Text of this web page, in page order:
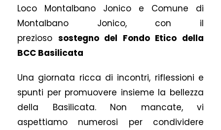
Loco Montalbano Jonico e Comune di
Montalbano Jonico, con il
prezioso sostegno del Fondo Etico della
BCC Basilicata
Una giornata ricca di incontri, riflessioni e
spunti per promuovere insieme la bellezza
della Basilicata. Non mancate, vi
aspettiamo numerosi per condividere